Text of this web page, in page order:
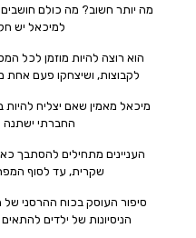
מה יותר חשוב? מה כולם
למיכאל יש
הוא רוצה להיות מוזמן לכל
לקבוצות, ושיצחקו פעם אחת
מיכאל מאמין שאם יצליח
החברתי ישתנה
העניינים מתחילים להסתבך
שקרית, עד לסוף
סיפור העוסק בכוח ההרסני
הניסיונות של ילדים